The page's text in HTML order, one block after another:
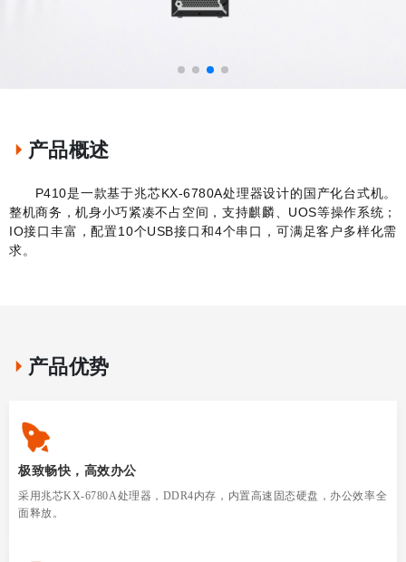
产品概述
P410是一款基于兆芯KX-6780A处理器设计的国产化台式机。
整机商务，机身小巧紧凑不占空间，支持麒麟、 UOS等操作系统；
IO接口丰富，配置10个USB接口和4个串口，可满足客户多样化需
求。
产品优势
极致畅快，高效办公
采用兆芯KX-6780A处理器，DDR4内存，内置高速固态硬盘，办公效率全
面释放。